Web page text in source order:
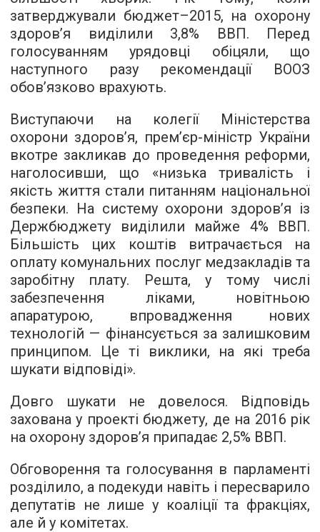
затверджували бюджет–2015, на охорону
здоров’я виділили 3,8% ВВП. Перед
голосуванням урядовці обіцяли, що
наступного разу рекомендації ВООЗ
обов’язково врахують.
Виступаючи на колегії Міністерства
охорони здоров’я, прем’єр-міністр України
вкотре закликав до проведення реформи,
наголосивши, що «низька тривалість і
якість життя стали питанням національної
безпеки. На систему охорони здоров’я із
Держбюджету виділили майже 4% ВВП.
Більшість цих коштів витрачається на
оплату комунальних послуг медзакладів та
заробітну плату. Решта, у тому числі
забезпечення ліками, новітньою
апаратурою, впровадження нових
технологій — фінансується за залишковим
принципом. Це ті виклики, на які треба
шукати відповіді».
Довго шукати не довелося. Відповідь
захована у проекті бюджету, де на 2016 рік
на охорону здоров’я припадає 2,5% ВВП.
Обговорення та голосування в парламенті
розділило, а подекуди навіть і пересварило
депутатів не лише у коаліції та фракціях,
але й у комітетах.